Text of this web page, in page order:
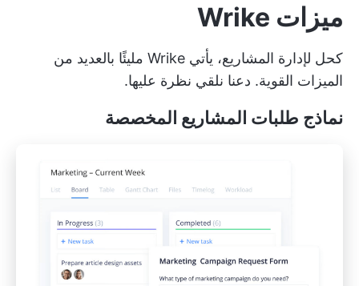
ميزات Wrike
كحل لإدارة المشاريع، يأتي Wrike مليئًا بالعديد من
الميزات القوية. دعنا نلقي نظرة عليها.
نماذج طلبات المشاريع المخصصة